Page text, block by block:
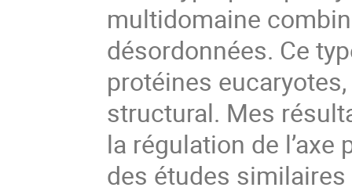
multidomaine
désordonnées. Ce
protéines
structural. Mes
la régulation de
des études